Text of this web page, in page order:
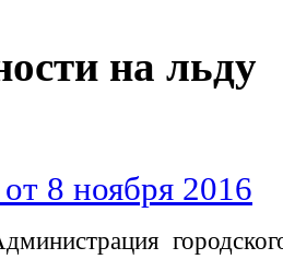
на льду
8 ноября 2016